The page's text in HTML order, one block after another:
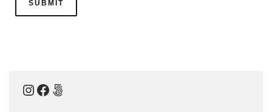
Instagram
Facebook
500px